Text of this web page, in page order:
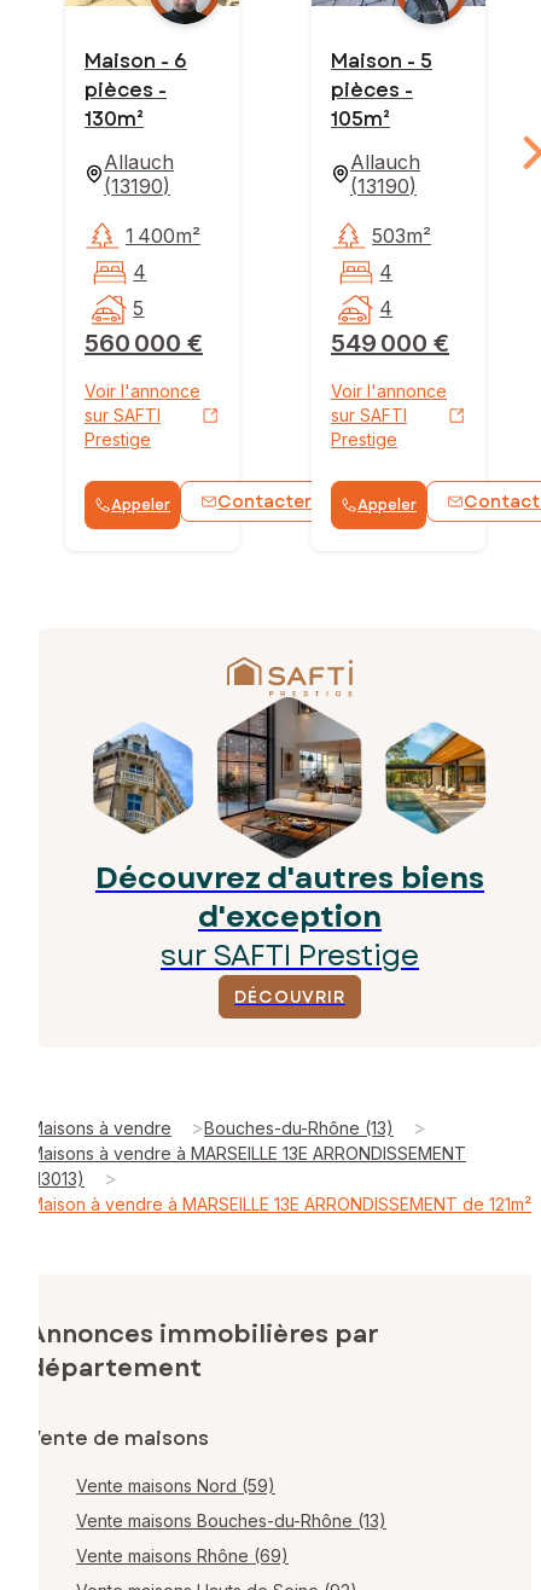
Maison - 6
pièces -
130m²
Allauch
(13190)
560 000 €
1 400m²
4
5
Voir l'annonce
sur SAFTI
Prestige
Appeler Contacter WhatsApp
Maison - 5
pièces -
105m²
Allauch
(13190)
549 000 €
503m²
4
4
Voir l'annonce
sur SAFTI
Prestige
Appeler
Découvrez d'autres biens
d'exception
sur SAFTI Prestige
DÉCOUVRIR
Maisons à vendre >Bouches-du-Rhône (13) >
Maisons à vendre à MARSEILLE 13E ARRONDISSEMENT
(13013)
>
Maison à vendre à MARSEILLE 13E ARRONDISSEMENT de 121m²
Annonces immobilières par
département
Vente de maisons
Vente maisons Nord (59)
Vente maisons Bouches-du-Rhône (13)
Vente maisons Rhône (69)